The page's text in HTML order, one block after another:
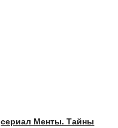
сериал Менты. Тайны